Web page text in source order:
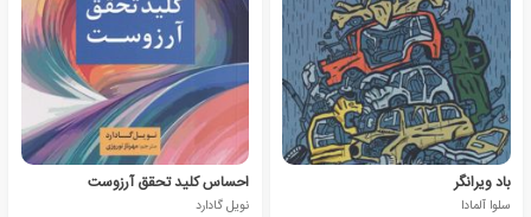
باد ویرانگر
سلوا آلمادا
احساس کلید تحقق آرزوست
نویل گادارد